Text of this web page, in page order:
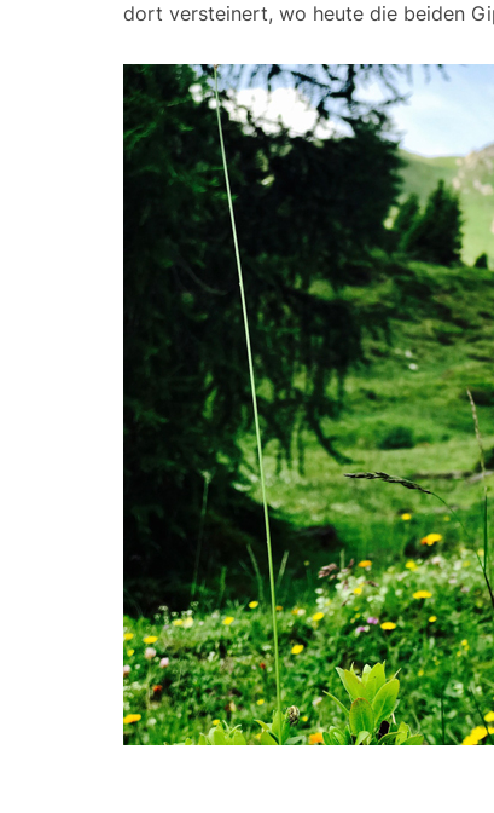
dort versteinert, wo heute die beiden